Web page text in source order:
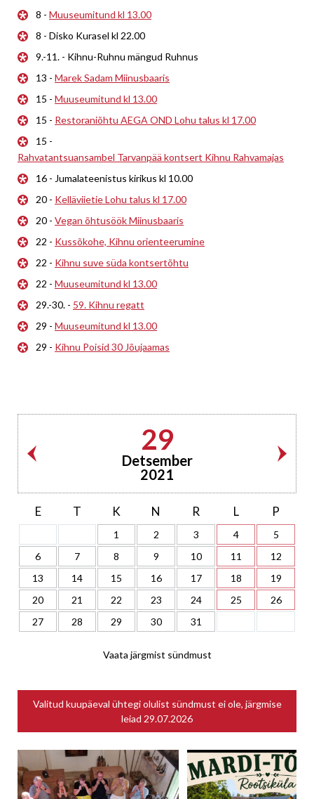
8 - Muuseumitund kl 13.00
8 - Disko Kurasel kl 22.00
9.-11. - Kihnu-Ruhnu mängud Ruhnus
13 - Marek Sadam Miinusbaaris
15 - Muuseumitund kl 13.00
15 - Restoraniõhtu AEGA OND Lohu talus kl 17.00
15 -
Rahvatantsuansambel Tarvanpää kontsert Kihnu Rahvamajas
16 - Jumalateenistus kirikus kl 10.00
20 - Kelläviietie Lohu talus kl 17.00
20 - Vegan õhtusöök Miinusbaaris
22 - Kussõkohe, Kihnu orienteerumine
22 - Kihnu suve süda kontsertõhtu
22 - Muuseumitund kl 13.00
29.-30. - 59. Kihnu regatt
29 - Muuseumitund kl 13.00
29 - Kihnu Poisid 30 Jõujaamas
29
Detsember
2021
E T K N R L P
1 2 3 4
5
6
7 8 9 10 11
12
13
14 15 16 17 18
19
20
21 22 23 24 25
26
27
28 29 30 31
Vaata järgmist sündmust
Valitud kuupäeval ühtegi olulist sündmust ei ole, järgmise
leiad 29.07.2026